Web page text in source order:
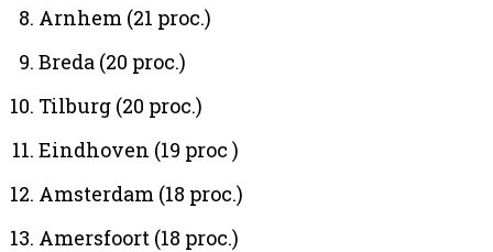
Arnhem (21 proc.)
Breda (20 proc.)
Tilburg (20 proc.)
Eindhoven (19 proc )
Amsterdam (18 proc.)
Amersfoort (18 proc.)